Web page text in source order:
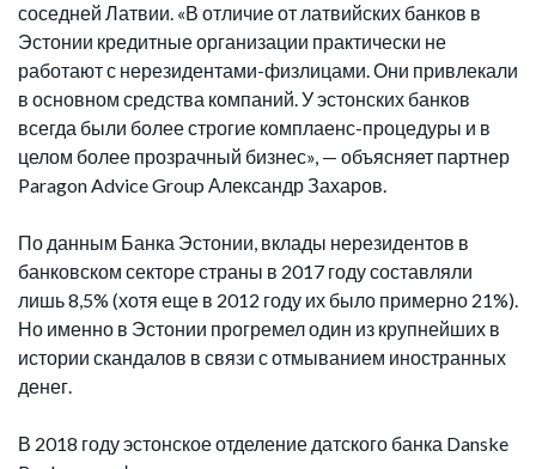
соседней Латвии. «В отличие от латвийских банков в
Эстонии кредитные организации практически не
работают с нерезидентами-физлицами. Они привлекали
в основном средства компаний. У эстонских банков
всегда были более строгие комплаенс-процедуры и в
целом более прозрачный бизнес», — объясняет партнер
Paragon Advice Group Александр Захаров.
По данным Банка Эстонии, вклады нерезидентов в
банковском секторе страны в 2017 году составляли
лишь 8,5% (хотя еще в 2012 году их было примерно 21%).
Но именно в Эстонии прогремел один из крупнейших в
истории скандалов в связи с отмыванием иностранных
денег.
В 2018 году эстонское отделение датского банка Danske